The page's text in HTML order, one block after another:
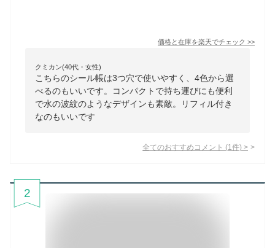
価格と在庫を楽天でチェック >>
クミカン(40代・女性)
こちらのシール帳は3つ穴で使いやすく、4色から選
べるのもいいです。コンパクトで持ち運びにも便利
で水の波紋のようなデザインも素敵。リフィル付き
なのもいいです
全てのおすすめコメント (1 件) >
2